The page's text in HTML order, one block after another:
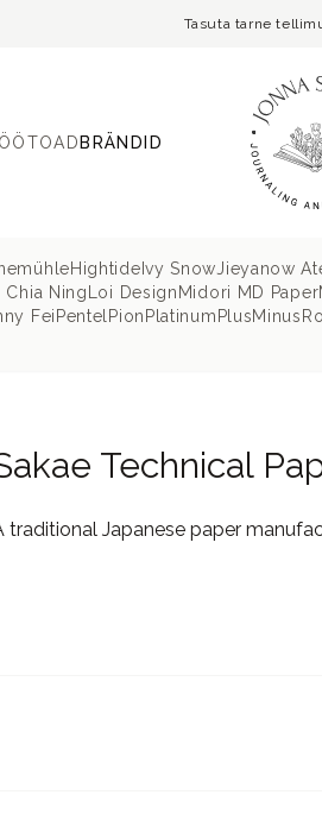
Tasuta tarne
BRÄNDID
Hightide Ivy SnowJieyanow
Chia Ning Loi Design Midori MD Paper
Fei Pentel Pion Platinum PlusMinus
Technical
traditional Japanese paper